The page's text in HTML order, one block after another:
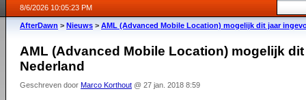
8/6/2026 10:05:23 PM
AfterDawn > Nieuws > AML (Advanced Mobile Location) mogelijk dit jaar
AML (Advanced Mobile Location) mogelijk
Nederland
Geschreven door Marco Korthout @ 27 jan. 2018 8:59